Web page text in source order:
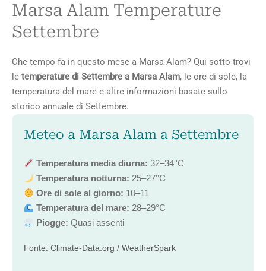
Marsa Alam Temperature
Settembre
Che tempo fa in questo mese a Marsa Alam? Qui sotto trovi
le temperature di Settembre a Marsa Alam, le ore di sole, la
temperatura del mare e altre informazioni basate sullo
storico annuale di Settembre.
Meteo a Marsa Alam a Settembre
Temperatura media diurna: 32–34°C
Temperatura notturna: 25–27°C
Ore di sole al giorno: 10–11
Temperatura del mare: 28–29°C
Piogge: Quasi assenti
Fonte: Climate-Data.org / WeatherSpark